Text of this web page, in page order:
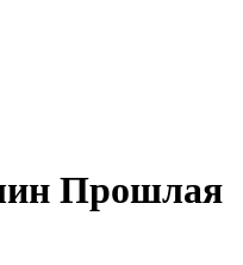
Прошлая